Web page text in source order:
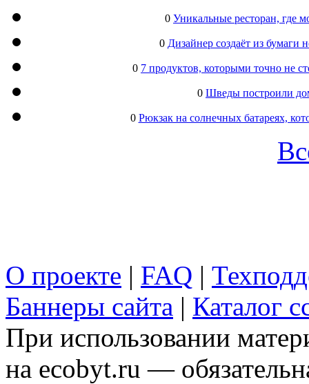
0 Уникальные ресторан, где
0 Дизайнер создаёт из
0 7 продуктов, которыми точно не
0 Шведы построили
0 Рюкзак на солнечных батареях,
О проекте | FAQ |
Баннеры сайта | Каталог
При использовании
на ecobyt.ru —